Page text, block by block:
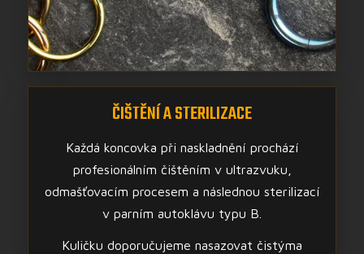
ČIŠTĚNÍ A STERILIZACE
Každá koncovka při naskladnění prochází
profesionálním čištěním v ultrazvuku,
odmašťovacím procesem a následnou sterilizací
v parním autoklávu typu B.
Kuličku doporučujeme nasazovat čistýma